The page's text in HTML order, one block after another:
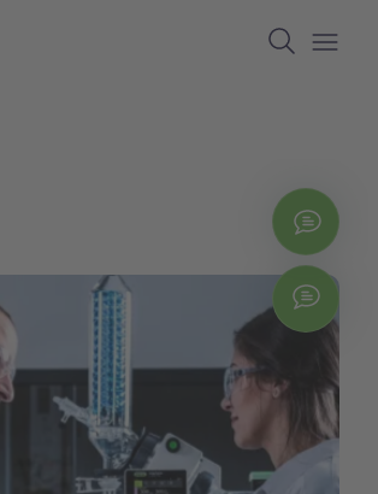
Search